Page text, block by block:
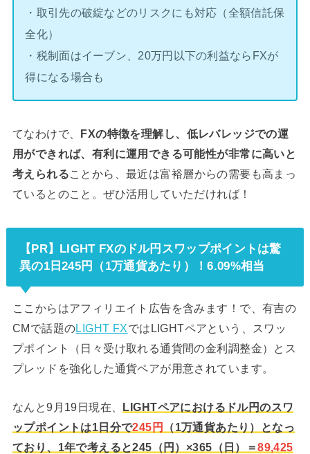
・取引先の破綻などのリスクにも対応（全額信託保
全化）
・税制面はイーブン、20万円以下の利益ならFXが
得になる場合も
てなわけで、 FXの特徴を理解し、低レバレッジでの運
用ができれば、有利に運用できる可能性が非常に高いと
考えられることから、最近は富裕層からの需要も高まっ
ているとのこと。ぜひ活用していただければ！
【PR】LIGHT FXのドル円スワップポイントは驚
異の1日245円（1万通貨あたり）！6.09%相当
ここからはアフィリエイト広告を含みます！で、有吉の
CMで話題のLIGHT FXではLIGHTペアという、スワッ
プポイント（日々受け取れる通貨間の金利調整金）とス
プレッドを強化した通貨ペアが用意されています。
なんと9月19日現在、 LIGHTペアにおけるドル円のスワ
ップポイントは1日分で245円
（1万通貨あたり）となっ
ており、1年で考えると245（円）×365（日）＝89,425